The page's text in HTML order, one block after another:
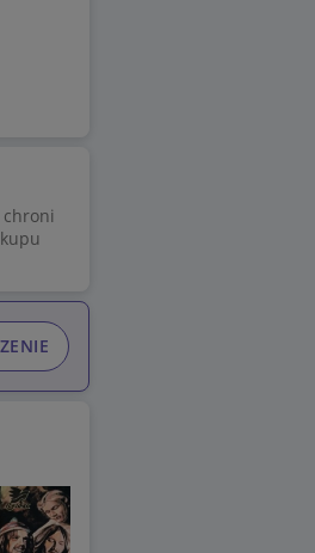
chroni